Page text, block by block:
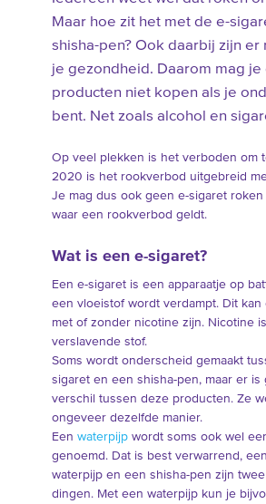
Maar hoe zit het met de e-
shisha-pen? Ook daarbij zijn er
je gezondheid. Daarom mag je
producten niet kopen als je
bent. Net zoals alcohol en
Op veel plekken is het verboden om
2020 is het rookverbod uitgebreid
Je mag dus ook geen e-sigaret
waar een rookverbod geldt.
Wat is een e-sigaret?
Een e-sigaret is een apparaatje op
een vloeistof wordt verdampt. Dit kan
met of zonder nicotine zijn. Nicotine
verslavende stof.
Soms wordt onderscheid gemaakt
sigaret en een shisha-pen, maar er is
verschil tussen deze producten. Ze
ongeveer dezelfde manier.
Een waterpijpwordt soms ook wel
genoemd. Dat is best verwarrend,
waterpijp en een shisha-pen zijn
dingen. Met een waterpijp kun je